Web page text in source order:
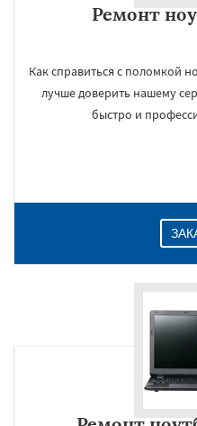
Ремонт
Как справиться с поломкой
лучше доверить нашему
быстро и